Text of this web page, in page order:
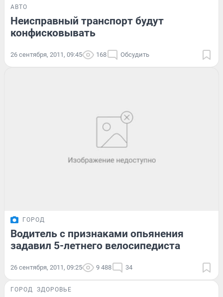
АВТО
Неисправный транспорт будут
конфисковывать
26 сентября, 2011, 09:45 168 Обсудить
ГОРОД
Водитель с признаками опьянения
задавил 5-летнего велосипедиста
26 сентября, 2011, 09:25 9 488 34
ГОРОД ЗДОРОВЬЕ